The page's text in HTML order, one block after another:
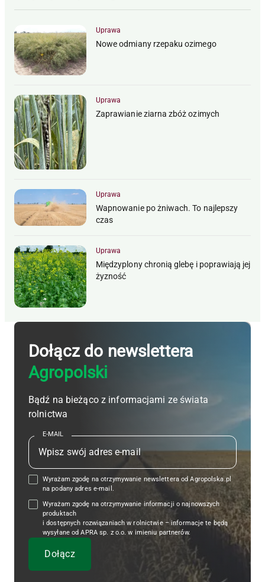
Uprawa
Nowe odmiany rzepaku ozimego
Uprawa
Zaprawianie ziarna zbóż ozimych
Uprawa
Wapnowanie po żniwach. To najlepszy
czas
Uprawa
Międzyplony chronią glebę i poprawiają jej
żyzność
Dołącz do newslettera
Agropolski
Bądź na bieżąco z informacjami ze świata
rolnictwa
E-MAIL
Wyrażam zgodę na otrzymywanie newslettera od Agropolska.pl
na podany adres e-mail.
Wyrażam zgodę na otrzymywanie informacji o najnowszych
produktach
i dostępnych rozwiązaniach w rolnictwie – informacje te będą
wysyłane od APRA sp. z o.o. w imieniu partnerów.